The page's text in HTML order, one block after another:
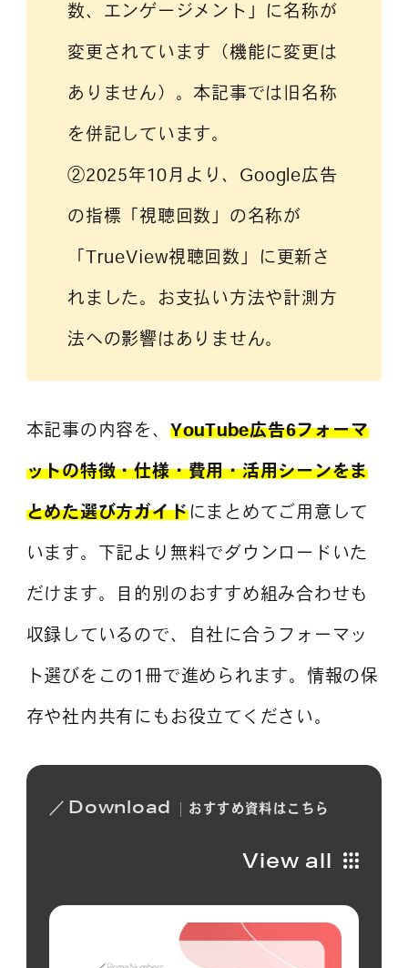
数、エンゲージメント」に名称が
変更されています（機能に変更は
ありません）。本記事では旧名称
を併記しています。
②2025年10月より、Google広告
の指標「視聴回数」の名称が
「TrueView視聴回数」に更新さ
れました。お支払い方法や計測方
法への影響はありません。
本記事の内容を、 YouTube広告6フォーマ
ットの特徴・仕様・費用・活用シーンをま
とめた選び方ガイドにまとめてご用意して
います。下記より無料でダウンロードいた
だけます。目的別のおすすめ組み合わせも
収録しているので、自社に合うフォーマッ
ト選びをこの1冊で進められます。情報の保
存や社内共有にもお役立てください。
Download おすすめ資料は こちら
View all